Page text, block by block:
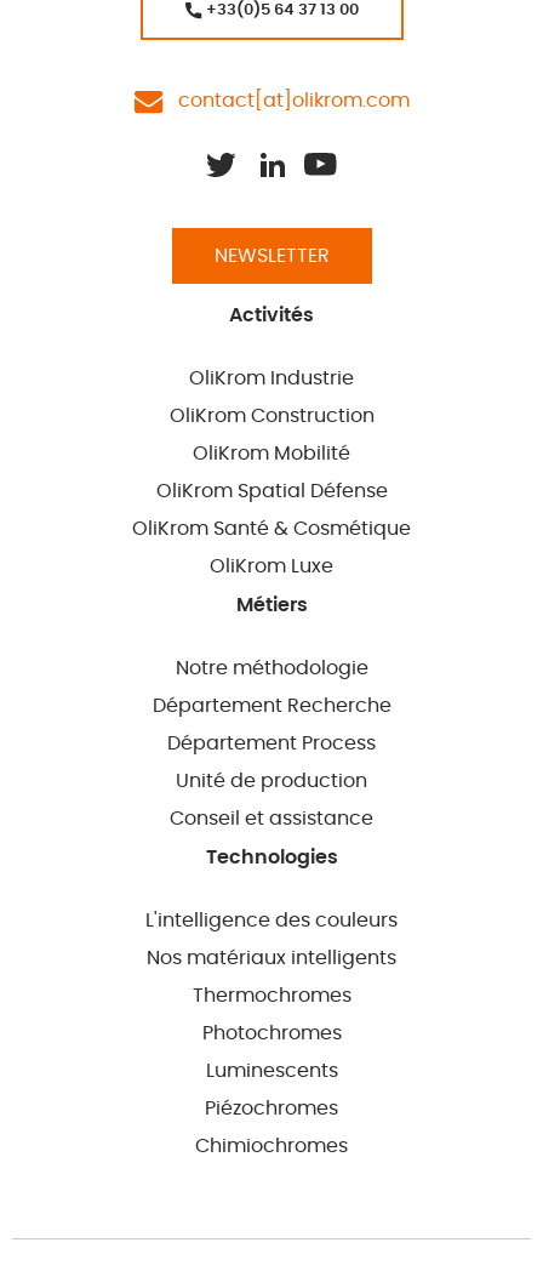
+33(0)5 64 37 13 00
contact[at]olikrom.com
NEWSLETTER
Activités
OliKrom Industrie
OliKrom Construction
OliKrom Mobilité
OliKrom Spatial Défense
OliKrom Santé & Cosmétique
OliKrom Luxe
Métiers
Notre méthodologie
Département Recherche
Département Process
Unité de production
Conseil et assistance
Technologies
L'intelligence des couleurs
Nos matériaux intelligents
Thermochromes
Photochromes
Luminescents
Piézochromes
Chimiochromes